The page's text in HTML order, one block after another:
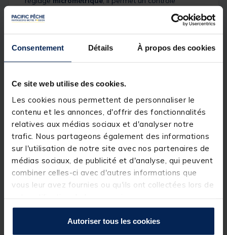
Consentement Détails À propos des cookies
Ce site web utilise des cookies.
Les cookies nous permettent de personnaliser le
contenu et les annonces, d'offrir des fonctionnalités
relatives aux médias sociaux et d'analyser notre
trafic. Nous partageons également des informations
sur l'utilisation de notre site avec nos partenaires de
médias sociaux, de publicité et d'analyse, qui peuvent
combiner celles-ci avec d'autres informations que
vous leur avez fournies ou qu'ils ont collectées lors de
Autoriser tous les cookies
poissons. Ses
8+1 roulements à billes de haute
, tandis que le
rotor équilibré par ordinateuraméliore la stabilité
et la régularité de récupération. La bobine en
allie légèreté et solidité, et le
pick-up renforcéaugmente la longévité de
dispose également d’unanti-retour inox, d’ungalet
surdimensionnépour limiter la torsion du fil et d’une
manivelle de combat ambidextre en aluminium,
adaptée à tous les pêcheurs. Avec sonengrenage
puissant et durable, le Carbon Squad SW est l’outil
parfait pour allier performance, fiabilité et confort
sur toutes vos sorties en mer.
Détails
Recuperation : 0.90 m